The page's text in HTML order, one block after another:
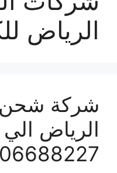
الرياض
شركة
الرياض